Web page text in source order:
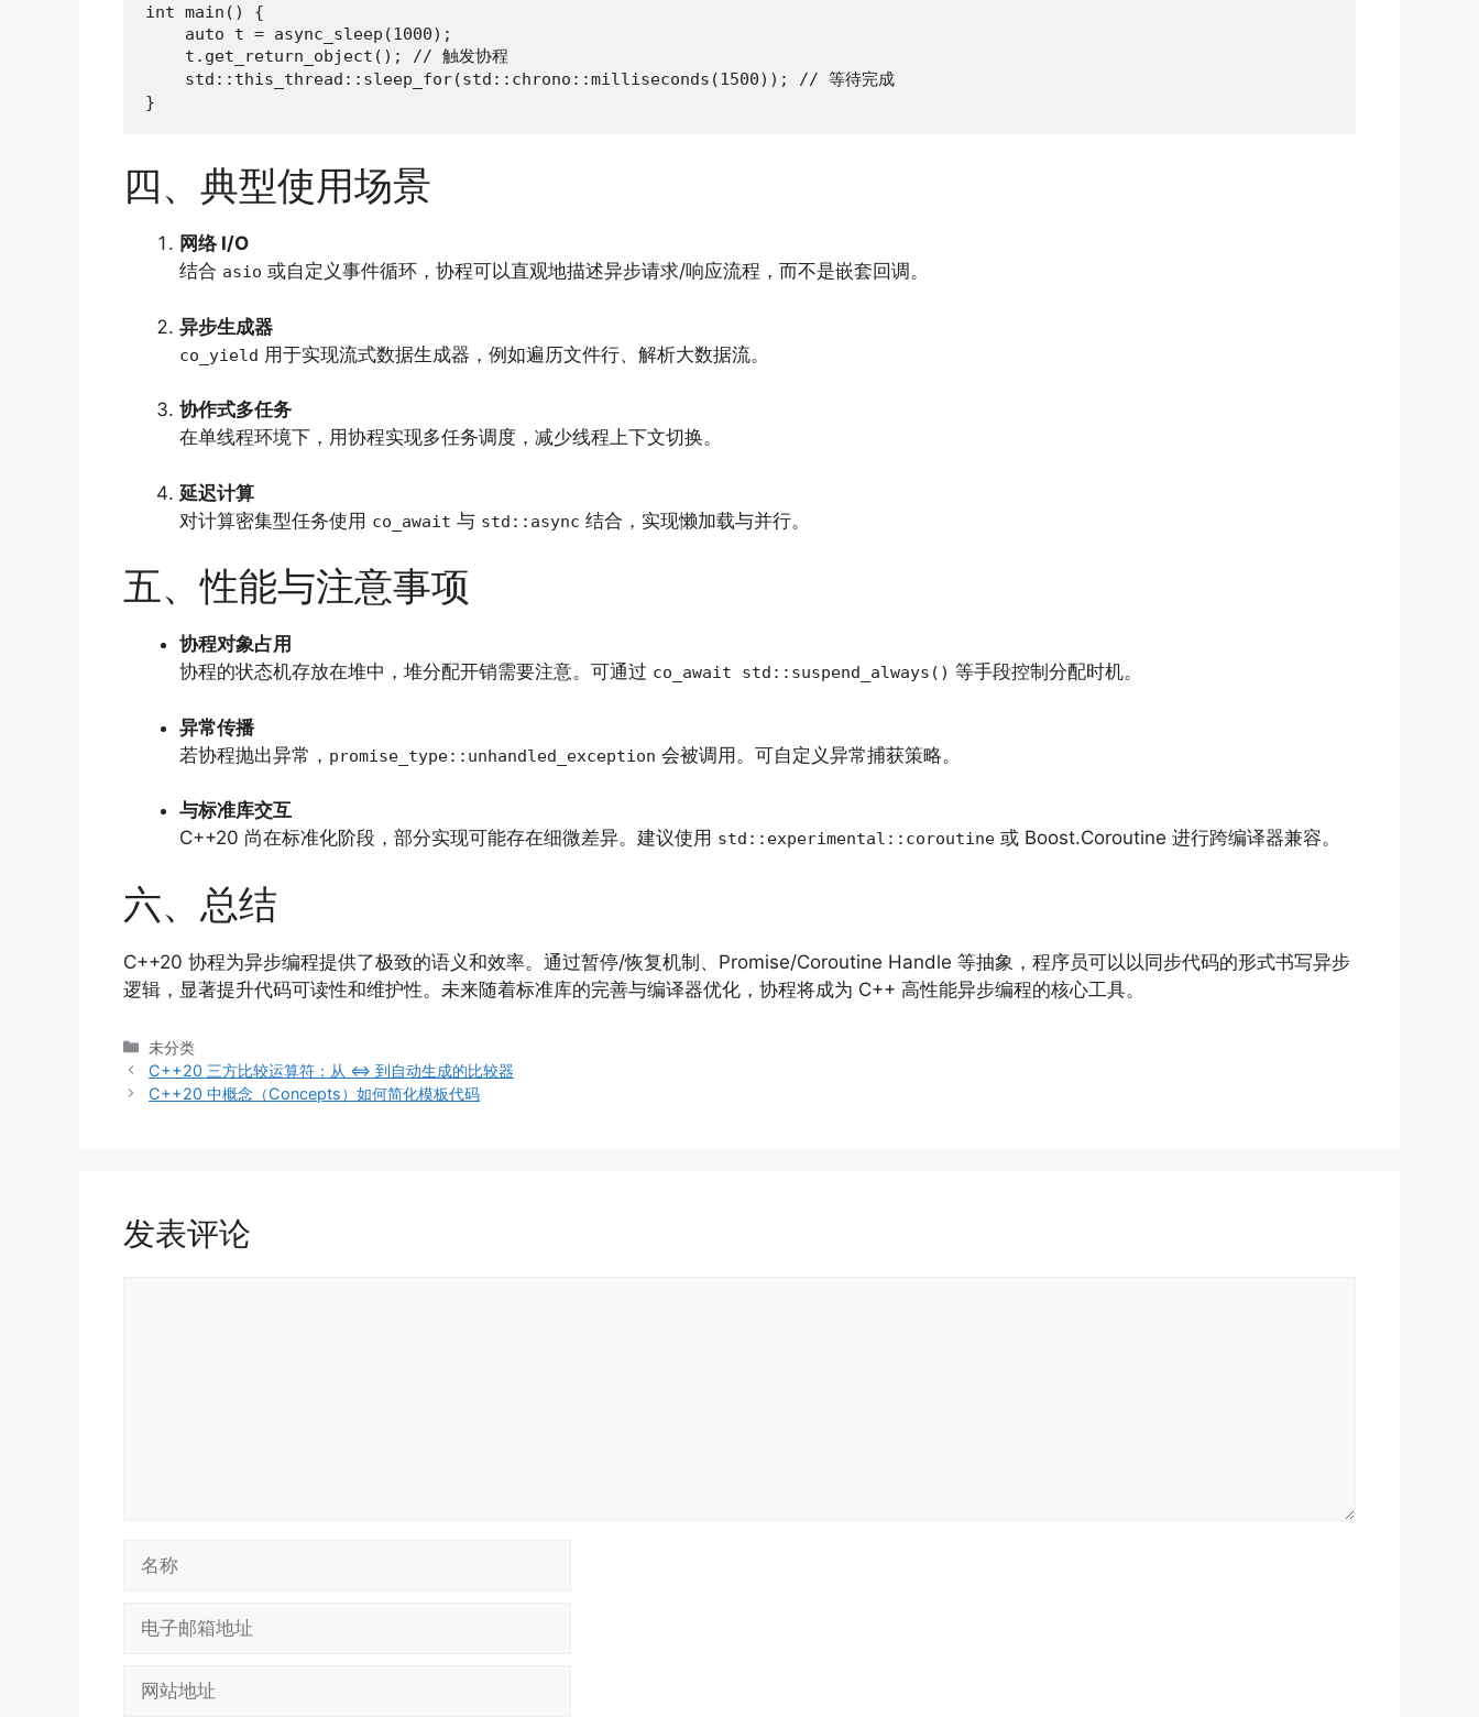
int main() {
    auto t = async_sleep(1000);
    t.get_return_object(); // 触发协程
    std::this_thread::sleep_for(std::chrono::milliseconds(1500)); // 等待完成
}
四、典型使用场景
网络 I/O
结合 asio 或自定义事件循环，协程可以直观地描述异步请求/响应流程，而不是嵌套回调。
异步生成器
co_yield 用于实现流式数据生成器，例如遍历文件行、解析大数据流。
协作式多任务
在单线程环境下，用协程实现多任务调度，减少线程上下文切换。
延迟计算
对计算密集型任务使用 co_await 与 std::async 结合，实现懒加载与并行。
五、性能与注意事项
协程对象占用
协程的状态机存放在堆中，堆分配开销需要注意。可通过 co_await std::suspend_always() 等手段控制分配时机。
异常传播
若协程抛出异常， promise_type::unhandled_exception 会被调用。可自定义异常捕获策略。
与标准库交互
C++20 尚在标准化阶段，部分实现可能存在细微差异。建议使用 std::experimental::coroutine 或 Boost.Coroutine 进行跨编译器兼容。
六、总结
C++20 协程为异步编程提供了极致的语义和效率。通过暂停/恢复机制、Promise/Coroutine Handle 等抽象，程序员可以以同步代码的形式书写异步
逻辑，显著提升代码可读性和维护性。未来随着标准库的完善与编译器优化，协程将成为 C++ 高性能异步编程的核心工具。
分
类
未分类
C++20 三方比较运算符：从 <=> 到自动生成的比较器
C++20 中概念（Concepts）如何简化模板代码
发表评论